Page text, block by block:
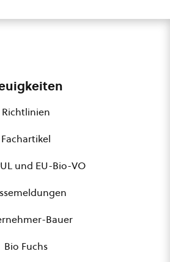
Richtlinien
Fachartikel
und EU-Bio-VO
Bauer
Bio Fuchs